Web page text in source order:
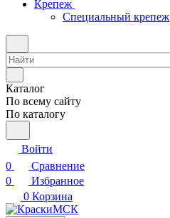
Крепеж
Специальный крепеж
Каталог
По всему сайту
По каталогу
Войти
0
Сравнение
0
Избранное
0 Корзина